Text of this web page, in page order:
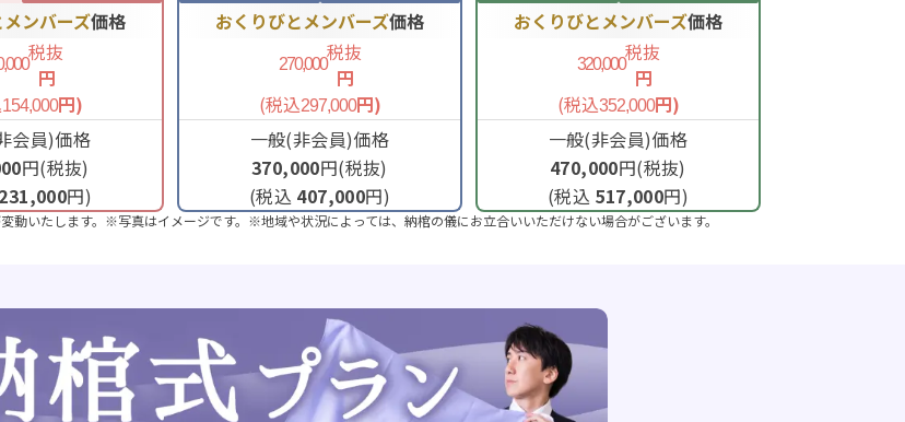
ンバーズ価格
税抜
円
154,000円)
会員)価格
円(税抜)
231,000円)
おくりびとメンバーズ価格
270,000税抜
円
(税込297,000円)
一般(非会員)価格
370,000円(税抜)
(税込 407,000円)
おくりびとメンバーズ価格
320,000税抜
円
(税込352,000円)
一般(非会員)価格
470,000円(税抜)
(税込 517,000円)
いたします。※写真はイメージです。※地域や状況によっては、納棺の儀にお立合いいただけない場合がございます。